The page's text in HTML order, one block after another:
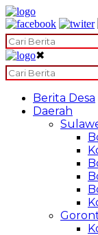
✖
Berita Desa
Daerah